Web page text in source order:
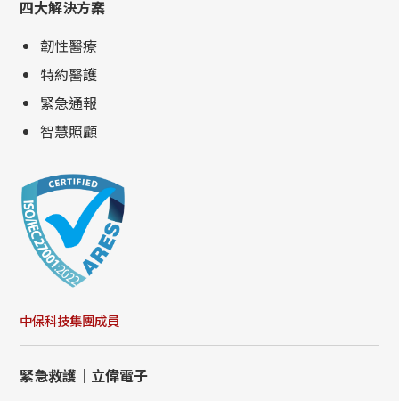
四大解決方案
韌性醫療
特約醫護
緊急通報
智慧照顧
中保科技集團成員
緊急救護｜立偉電子